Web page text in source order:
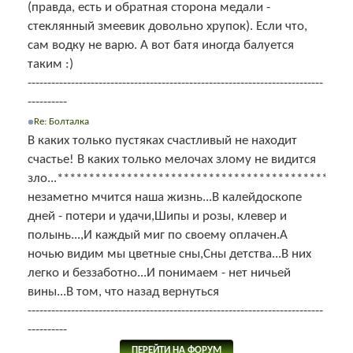
(правда, есть и обратная сторона медали -
стеклянный змеевик довольно хрупок). Если что,
сам водку не варю. А вот батя иногда балуется
таким :)
---------------------------------------------------------------------------
----------
Re: Болталка
В каких только пустяках счастливый не находит
счастье! В каких только мелочах злому не видится
незаметно мчится наша жизнь...В калейдоскопе
дней - потери и удачи,Шипы и розы, клевер и
полынь...,И каждый миг по своему оплачен.А
ночью видим мы цветные сны,Сны детства...В них
легко и беззаботно...И понимаем - нет ничьей
вины...В том, что назад вернуться
---------------------------------------------------------------------------
----------
ПЕРЕЙТИ НА ФОРУМ